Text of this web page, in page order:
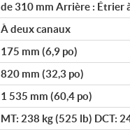
de 310 mm Arrière : Étrier
À deux canaux
175 mm (6,9 po)
820 mm (32,3 po)
1 535 mm (60,4 po)
MT: 238 kg (525 lb) DCT: